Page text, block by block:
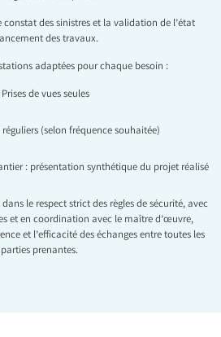
constat des sinistres et la validation de l’état
des travaux.
adaptées pour chaque besoin :
Prises de vues seules
(selon fréquence souhaitée)
: présentation synthétique du projet réalisé
le respect strict des règles de sécurité, avec
et en coordination avec le maître d’œuvre,
et l’efficacité des échanges entre toutes les
parties prenantes.